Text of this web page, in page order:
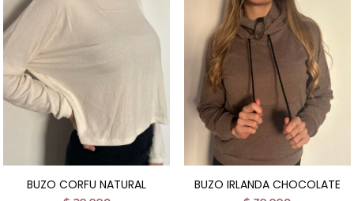
BUZO CORFU NATURAL BUZO IRLANDA CHOCOLATE